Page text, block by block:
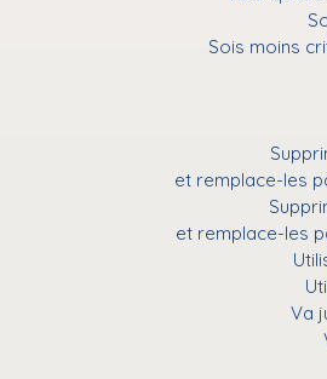
Sois moins
et remplace-les
et remplace-les
Va